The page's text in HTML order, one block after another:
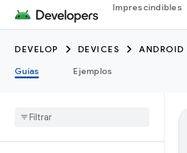
Imprescindibles
DEVELOP DEVICES
ANDROID
Guías
Ejemplos